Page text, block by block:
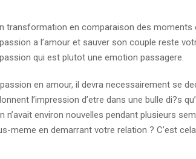
transformation en comparaison des moments
a l’amour et sauver son couple reste
qui est plutot une emotion passagere.
en amour, il devra necessairement se
l’impression d’etre dans une bulle di?s
n’avait environ nouvelles pendant plusieurs
meme en demarrant votre relation ? C’est